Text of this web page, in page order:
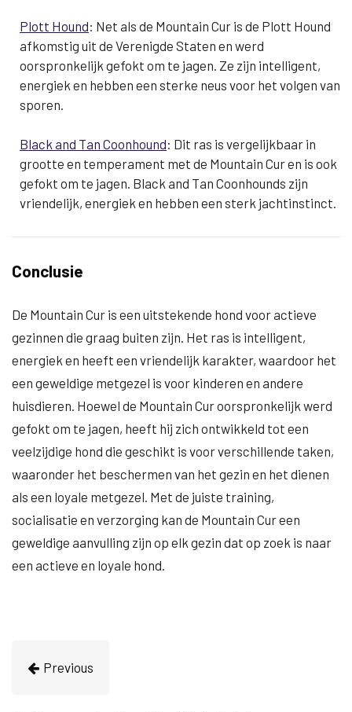
Plott Hound: Net als de Mountain Cur is de Plott Hound
afkomstig uit de Verenigde Staten en werd
oorspronkelijk gefokt om te jagen. Ze zijn intelligent,
energiek en hebben een sterke neus voor het volgen van
sporen.
Black and Tan Coonhound: Dit ras is vergelijkbaar in
grootte en temperament met de Mountain Cur en is ook
gefokt om te jagen. Black and Tan Coonhounds zijn
vriendelijk, energiek en hebben een sterk jachtinstinct.
Conclusie
De Mountain Cur is een uitstekende hond voor actieve
gezinnen die graag buiten zijn. Het ras is intelligent,
energiek en heeft een vriendelijk karakter, waardoor het
een geweldige metgezel is voor kinderen en andere
huisdieren. Hoewel de Mountain Cur oorspronkelijk werd
gefokt om te jagen, heeft hij zich ontwikkeld tot een
veelzijdige hond die geschikt is voor verschillende taken,
waaronder het beschermen van het gezin en het dienen
als een loyale metgezel. Met de juiste training,
socialisatie en verzorging kan de Mountain Cur een
geweldige aanvulling zijn op elk gezin dat op zoek is naar
een actieve en loyale hond.
Previous